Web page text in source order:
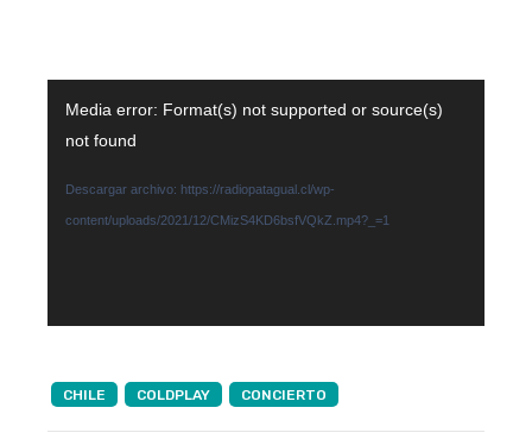
Media error: Format(s) not supported or source(s)
not found
Descargar archivo: https://radiopatagual.cl/wp-
content/uploads/2021/12/CMizS4KD6bsfVQkZ.mp4?_=1
CHILE COLDPLAY CONCIERTO